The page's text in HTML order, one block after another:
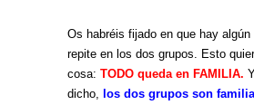
Os habréis fijado en que hay
repite en los dos grupos. Esto
cosa: TODO queda en FAMILIA.
dicho, los dos grupos son